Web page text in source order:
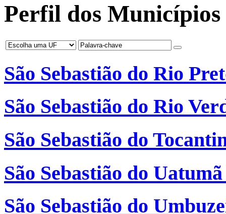
Perfil dos
São Sebastião do Rio
São Sebastião do Rio
São Sebastião do
São Sebastião do
São Sebastião do